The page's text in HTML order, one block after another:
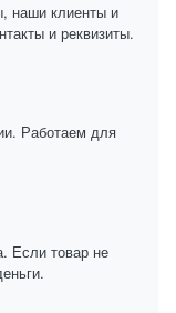
наши клиенты и
и реквизиты.
Работаем для
Если товар не